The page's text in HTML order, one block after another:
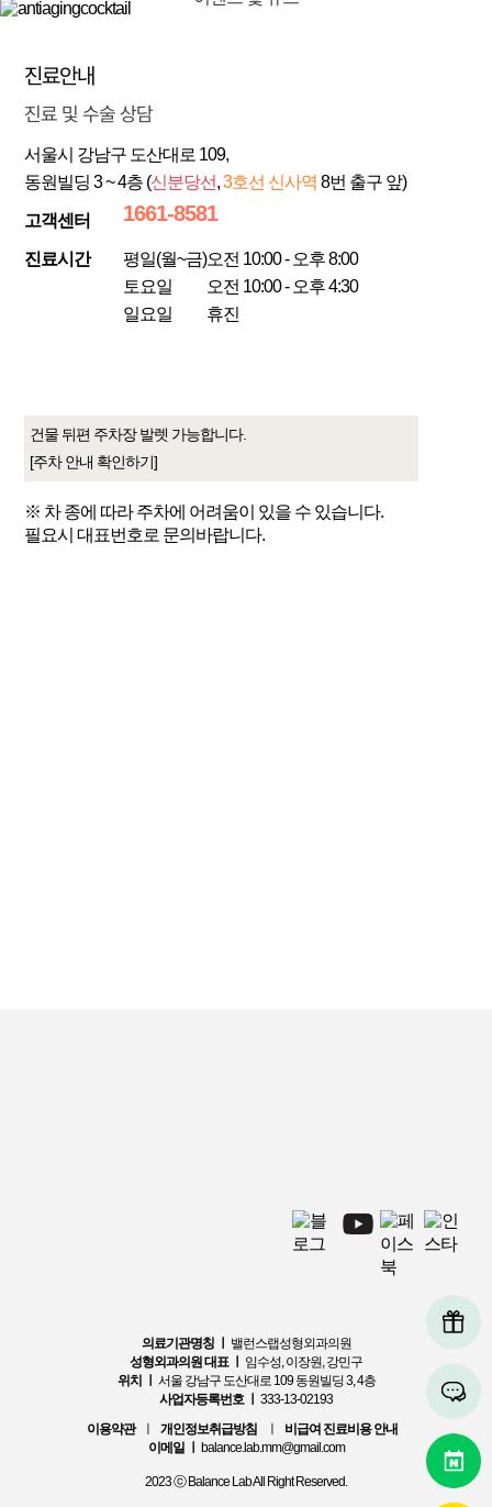
진료안내
진료 및 수술 상담
서울시 강남구 도산대로 109,
동원빌딩 3 ~ 4층 (신분당선,3호선 신사역 8번 출구 앞)
고객센터 1661-8581
진료시간
평일(월~금)
토요일
일요일
오전 10:00 - 오후 8:00
오전 10:00 - 오후 4:30
휴진
건물 뒤편 주차장 발렛 가능합니다.
[주차 안내 확인하기]
※ 차 종에 따라 주차에 어려움이 있을 수 있습니다.
필요시 대표번호로 문의바랍니다.
의료기관명칭 ㅣ
밸런스랩성형외과의원
성형외과의원 대표 ㅣ
임수성, 이장원, 강민구
위치 ㅣ
서울 강남구 도산대로 109 동원빌딩 3, 4층
사업자등록번호 ㅣ
333-13-02193
이용약관ㅣ 개인정보취급방침
비급여 진료비용 안내
이메일 ㅣ
balance.lab.mm@gmail.com
2023 ⓒ Balance Lab All Right Reserved.